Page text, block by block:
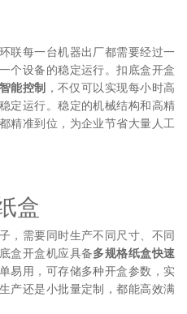
联每一台机器出厂都需要经过一
个设备的稳定运行。扣底盒开盒
能控制 ，不仅可以实现每小时高
定运行。稳定的机械结构和高精
精准到位，为企业节省大量人工
盒
，需要同时生产不同尺寸、不同
盒开盒机应具备多规格纸盒快速
易用，可存储多种开盒参数，实
产还是小批量定制，都能高效满